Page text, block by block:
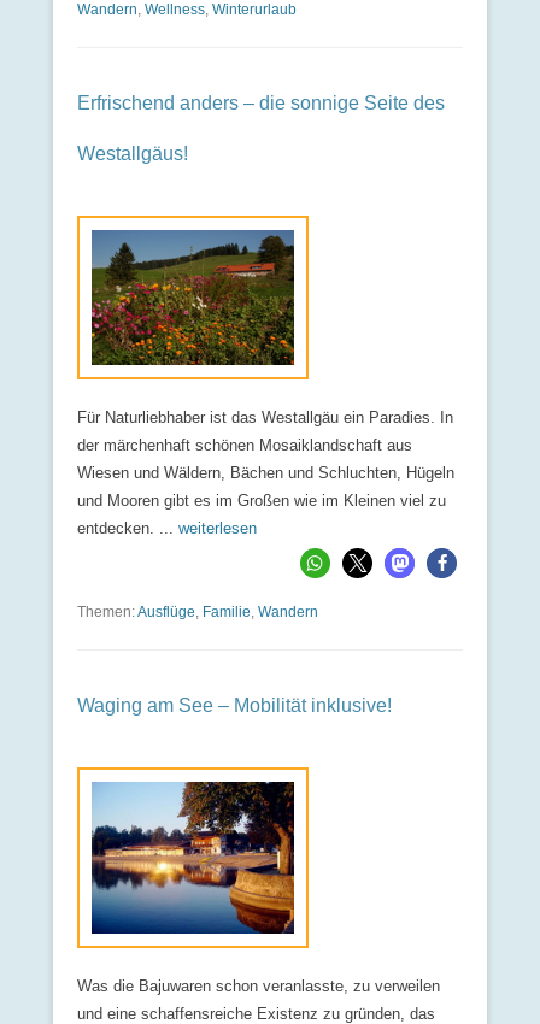
Wandern, Wellness, Winterurlaub
Erfrischend anders – die sonnige Seite des
Westallgäus!
Für Naturliebhaber ist das Westallgäu ein Paradies. In
der märchenhaft schönen Mosaiklandschaft aus
Wiesen und Wäldern, Bächen und Schluchten, Hügeln
und Mooren gibt es im Großen wie im Kleinen viel zu
entdecken. ... weiterlesen
Themen:Ausflüge, Familie, Wandern
Waging am See – Mobilität inklusive!
Was die Bajuwaren schon veranlasste, zu verweilen
und eine schaffensreiche Existenz zu gründen, das